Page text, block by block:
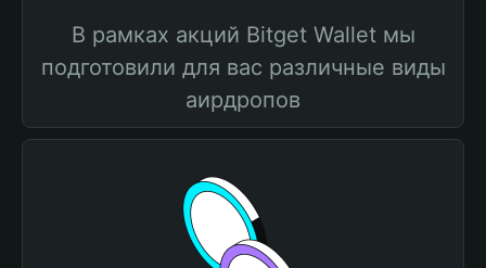
В рамках акций Bitget Wallet мы
подготовили для вас различные виды
аирдропов